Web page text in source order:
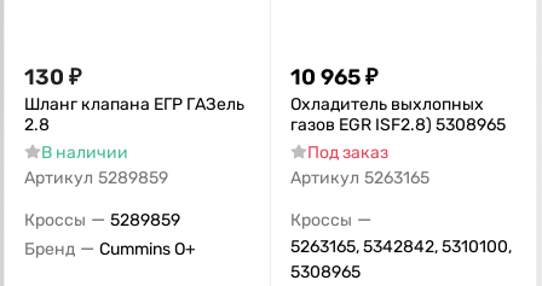
130 ₽
Шланг клапана ЕГР ГАЗель
2.8
В наличии
Артикул 5289859
Кроссы — 5289859
Бренд — Cummins O+
10 965₽
Охладитель выхлопных
газов EGR ISF2.8) 5308965
Под заказ
Артикул 5263165
Кроссы —
5263165, 5342842, 5310100,
5308965